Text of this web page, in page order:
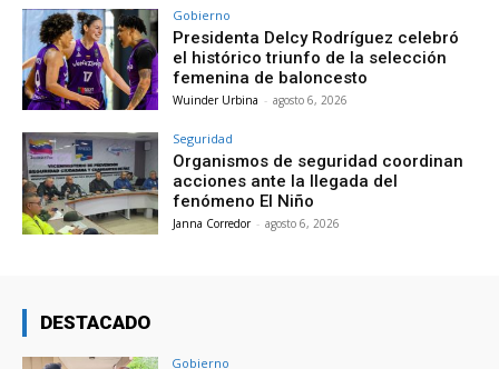
Gobierno
Presidenta Delcy Rodríguez celebró
el histórico triunfo de la selección
femenina de baloncesto
Wuinder Urbina - agosto 6, 2026
Seguridad
Organismos de seguridad coordinan
acciones ante la llegada del
fenómeno El Niño
Janna Corredor - agosto 6, 2026
DESTACADO
Gobierno